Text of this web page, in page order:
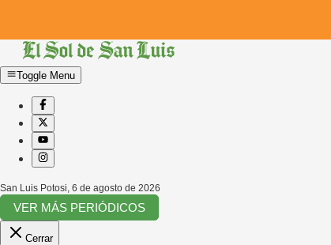
Toggle Menu
San Luis Potosi 6 de agosto de 2026
VER MÁS PERIÓDICOS
Cerrar